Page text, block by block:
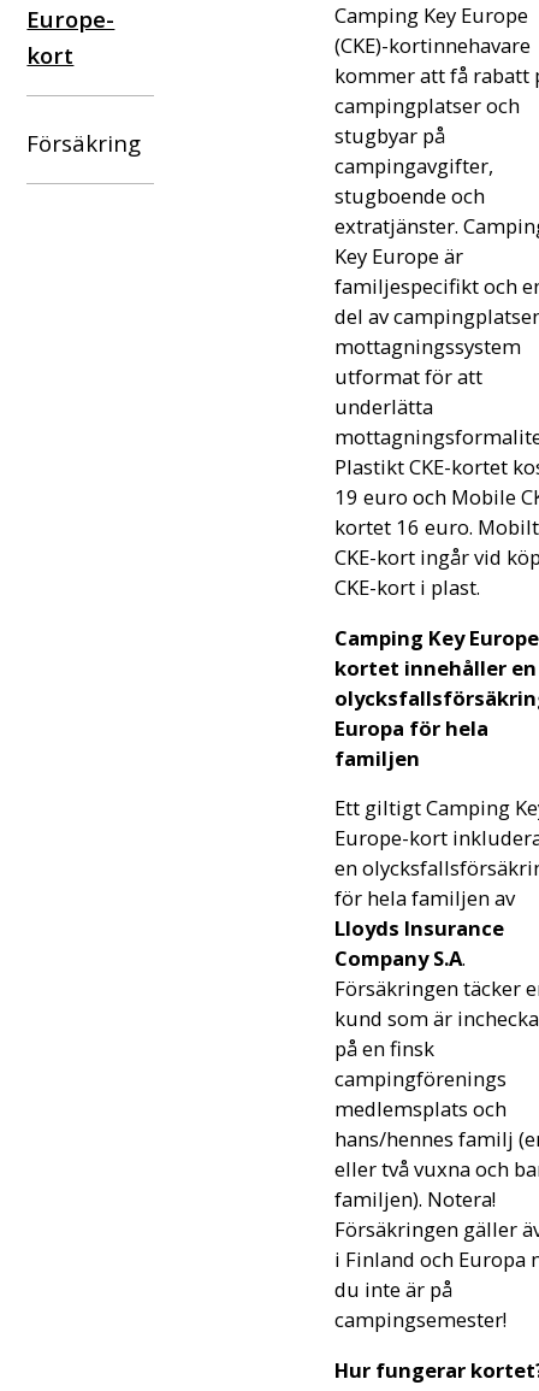
Europe-
kort
Försäkring
Camping Key Europe
(CKE)-kortinnehavare
kommer att få rabatt
campingplatser och
stugbyar på
campingavgifter,
stugboende och
extratjänster.
Key Europe är
familjespecifikt och
del av
mottagningssystem
utformat för att
underlätta
Plastikt CKE-kortet
19 euro och Mobile
kortet 16 euro. Mobilt
CKE-kort ingår vid
CKE-kort i plast.
Camping Key
kortet innehåller en
Europa för hela
familjen
Ett giltigt Camping
Europe-kort
en
för hela familjen av
Lloyds Insurance
Company S.A.
Försäkringen täcker
kund som är
på en finsk
campingförenings
medlemsplats och
hans/hennes familj
eller två vuxna och
familjen). Notera!
Försäkringen gäller
i Finland och Europa
du inte är på
campingsemester!
Hur fungerar